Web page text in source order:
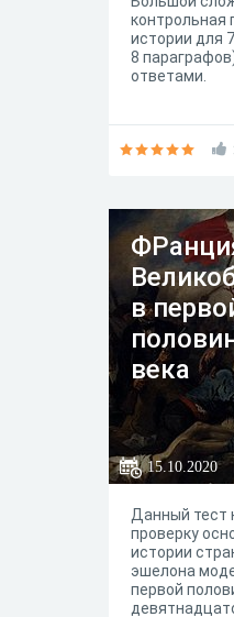
контрольная
истории для
8
ответами.
в
века
15.10.2020
Данный тест
проверку
истории
эшелона
первой